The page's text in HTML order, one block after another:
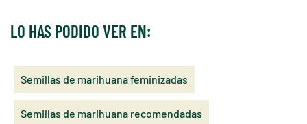
LO HAS PODIDO VER EN:
Semillas de marihuana feminizadas
Semillas de marihuana recomendadas